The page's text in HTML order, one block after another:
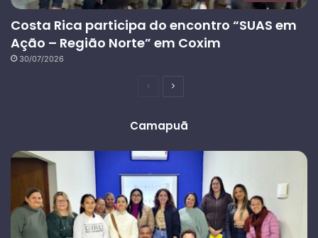
Costa Rica participa do encontro “SUAS em
Ação – Região Norte” em Coxim
30/07/2026
PáginaPróxima
Camapuã